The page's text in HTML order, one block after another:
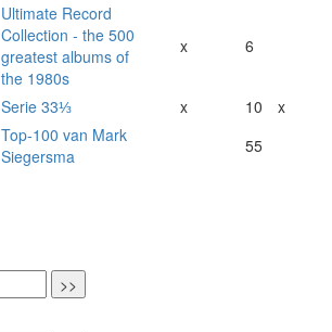
Ultimate Record
Collection - the 500
greatest albums of
the 1980s
x 6
Serie 33⅓ x 10
x
Top-100 van Mark
Siegersma
55